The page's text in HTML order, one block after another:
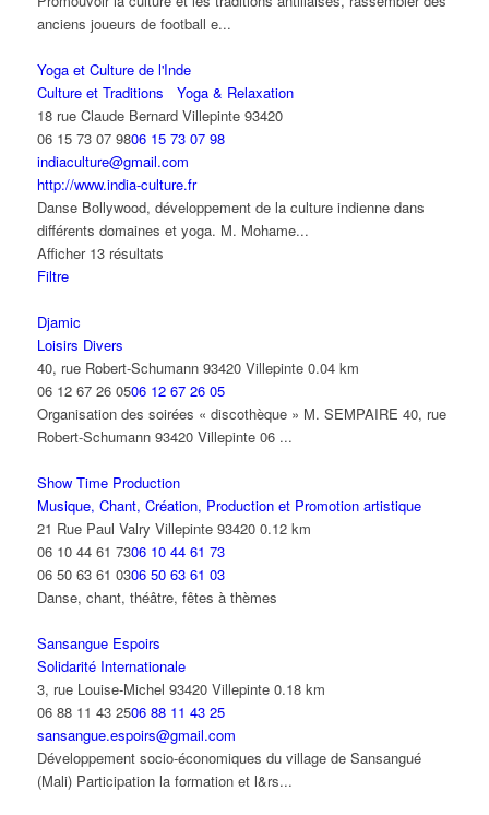
anciens joueurs de football e...
Yoga et Culture de l'Inde
Culture et Traditions
Yoga & Relaxation
18 rue Claude Bernard Villepinte 93420
06 15 73 07 9806 15 73 07 98
indiaculture@gmail.com
http://www.india-culture.fr
Danse Bollywood, développement de la culture indienne dans
différents domaines et yoga. M. Mohame...
Afficher 13 résultats
Filtre
Djamic
Loisirs Divers
40, rue Robert-Schumann 93420 Villepinte 0.04 km
06 12 67 26 0506 12 67 26 05
Organisation des soirées « discothèque » M. SEMPAIRE 40, rue
Robert-Schumann 93420 Villepinte 06 ...
Show Time Production
Musique, Chant, Création, Production et Promotion artistique
21 Rue Paul Valry Villepinte 93420 0.12 km
06 10 44 61 7306 10 44 61 73
06 50 63 61 0306 50 63 61 03
Danse, chant, théâtre, fêtes à thèmes
Sansangue Espoirs
Solidarité Internationale
3, rue Louise-Michel 93420 Villepinte 0.18 km
06 88 11 43 2506 88 11 43 25
sansangue.espoirs@gmail.com
Développement socio-économiques du village de Sansangué
(Mali) Participation la formation et l&rs...